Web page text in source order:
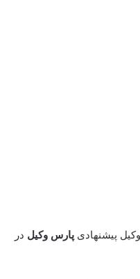
پیشنهادی پارس وکیل در